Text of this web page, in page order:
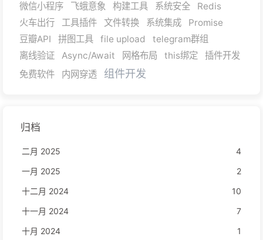
微信小程序
飞蛾意象 构建工具 系统安全
Redis
火车出行
工具插件 文件转换 系统集成
Promise
豆瓣API
拼图工具 file upload
telegram群组
离线验证
Async/Await 网格布局 this绑定
插件开发
免费软件
内网穿透 组件开发
归档
二月 2025
4
一月 2025
2
十二月 2024
10
十一月 2024
7
十月 2024
1